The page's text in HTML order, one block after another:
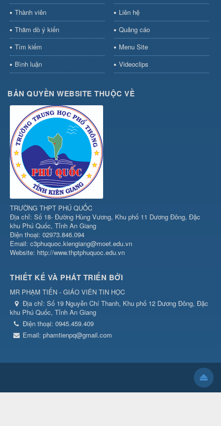
Thành viên
Liên hệ
Thăm dò ý kiến
Quảng cáo
Tìm kiếm
Menu Site
Bình luận
Videoclips
BẢN QUYỀN WEBSITE THUỘC VỀ
TRƯỜNG THPT PHÚ QUỐC
Địa chỉ: Số 18- Đường Hùng Vương, Khu phố 11 Dương Đông, Đặc
khu Phú Quốc, Tỉnh An Giang
Điện thoại: 02973.846.094
Email: c3phuquoc.kiengiang@moet.edu.vn
Website: http://www.thptphuquoc.edu.vn
THIẾT KẾ VÀ PHÁT TRIỂN BỞI
MR PHẠM TIẾN - GIÁO VIÊN TIN HỌC
Địa chỉ: Số 19 Nguyễn Chí Thanh, Khu phố 12 Dương Đông, Đặc
khu Phú Quốc, Tỉnh An Giang
Điện thoại: 0945.459.409
Email: phamtienpq@gmail.com